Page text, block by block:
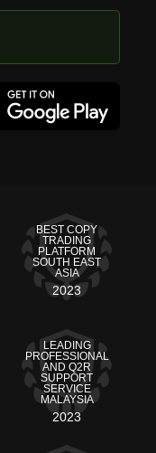
BEST COPY
TRADING
PLATFORM
SOUTH EAST
ASIA
2023
LEADING
PROFESSIONAL
AND Q2R
SUPPORT
SERVICE
MALAYSIA
2023